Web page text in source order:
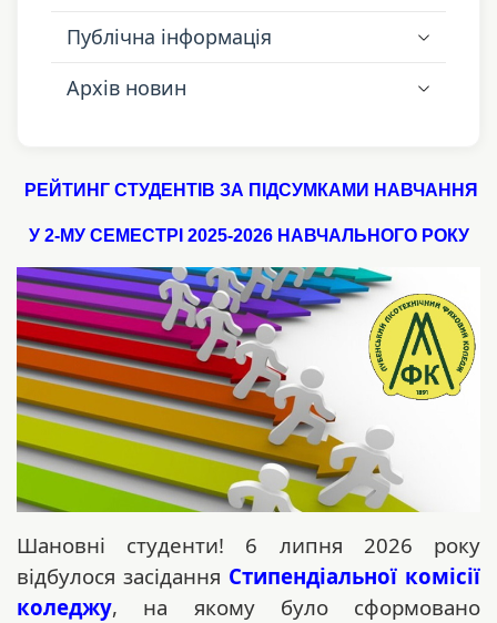
Публічна інформація
Архів новин
РЕЙТИНГ СТУДЕНТІВ ЗА ПІДСУМКАМИ НАВЧАННЯ
У 2-МУ СЕМЕСТРІ 2025-2026 НАВЧАЛЬНОГО РОКУ
Шановні студенти! 6 липня 2026 року
відбулося засідання Стипендіальної комісії
коледжу, на якому було сформовано